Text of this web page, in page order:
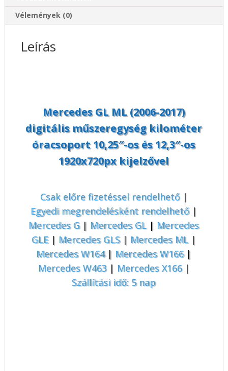
1920x720px
kijelzővel
mennyiség
Vélemények (0)
Leírás
Mercedes GL ML (2006-2017)
digitális műszeregység kilométer
óracsoport 10,25″-os és 12,3″-os
1920x720px kijelzővel
Csak előre fizetéssel rendelhető|
Egyedi megrendelésként rendelhető|
Mercedes G| Mercedes GL| Mercedes
GLE| Mercedes GLS| Mercedes ML|
Mercedes W164| Mercedes W166|
Mercedes W463| Mercedes X166|
Szállítási idő: 5 nap